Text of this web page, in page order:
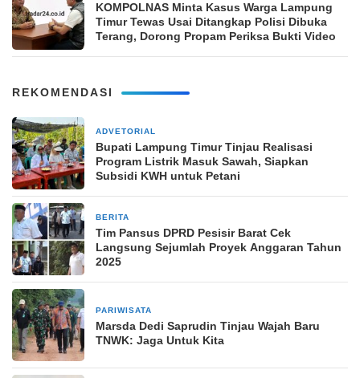
KOMPOLNAS Minta Kasus Warga Lampung
Timur Tewas Usai Ditangkap Polisi Dibuka
Terang, Dorong Propam Periksa Bukti Video
REKOMENDASI
ADVETORIAL
Bupati Lampung Timur Tinjau Realisasi
Program Listrik Masuk Sawah, Siapkan
Subsidi KWH untuk Petani
BERITA
Tim Pansus DPRD Pesisir Barat Cek
Langsung Sejumlah Proyek Anggaran Tahun
2025
PARIWISATA
Marsda Dedi Saprudin Tinjau Wajah Baru
TNWK: Jaga Untuk Kita